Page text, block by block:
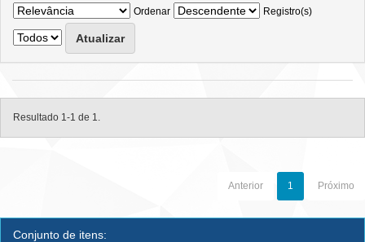
Ordenar
Registro(s)
Resultado 1-1 de 1.
Anterior 1 Próximo
Conjunto de itens: